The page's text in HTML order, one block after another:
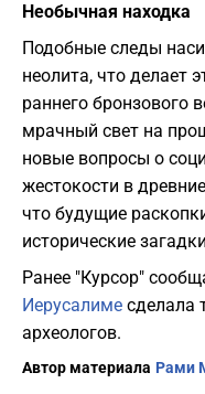
Необычная находка
Подобные следы
неолита, что делает
раннего бронзового
мрачный свет на
новые вопросы о
жестокости в
что будущие
исторические
Ранее "Курсор"
Иерусалиме сделала
археологов.
Автор материала Рами